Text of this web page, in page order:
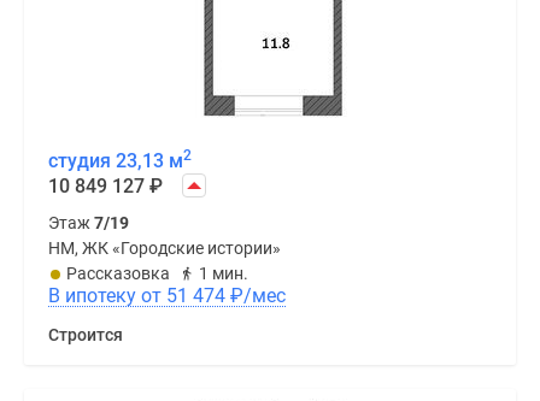
студия 23,13 м2
10 849 127 ₽
Этаж 7/19
НМ, ЖК «Городские истории»
Рассказовка
1 мин.
В ипотеку от 51 474 ₽/мес
Строится